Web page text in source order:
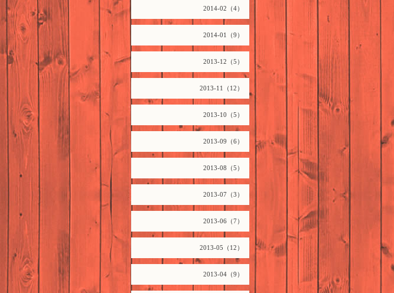
2014-02（4）
2014-01（9）
2013-12（5）
2013-11（12）
2013-10（5）
2013-09（6）
2013-08（5）
2013-07（3）
2013-06（7）
2013-05（12）
2013-04（9）